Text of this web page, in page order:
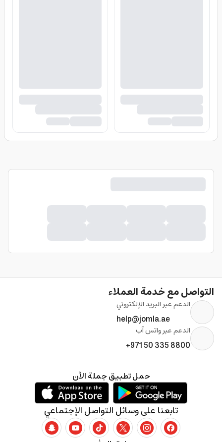
التواصل مع خدمة العملاء
الدعم عبر البريد الإلكتروني
help@jomla.ae
الدعم عبر واتس آب
+971 50 335 8800
تابعنا على وسائل التواصل الإجتماعي
حمل تطبيق جملة الآن